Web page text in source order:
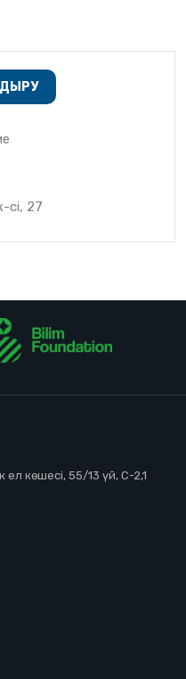
сі, 27
ел көшесі, 55/13 үй, С-2,1